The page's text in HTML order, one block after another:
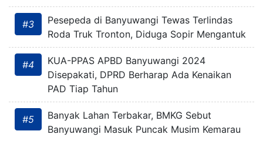
#3
Pesepeda di Banyuwangi Tewas Terlindas
Roda Truk Tronton, Diduga Sopir Mengantuk
#4
KUA-PPAS APBD Banyuwangi 2024
Disepakati, DPRD Berharap Ada Kenaikan
PAD Tiap Tahun
#5
Banyak Lahan Terbakar, BMKG Sebut
Banyuwangi Masuk Puncak Musim Kemarau